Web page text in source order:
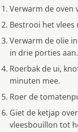
Verwarm de oven
Bestrooi het
Verwarm de olie
in drie porties aan.
Roerbak de ui,
minuten mee.
Roer de
Giet de ketjap
vleesbouillon tot